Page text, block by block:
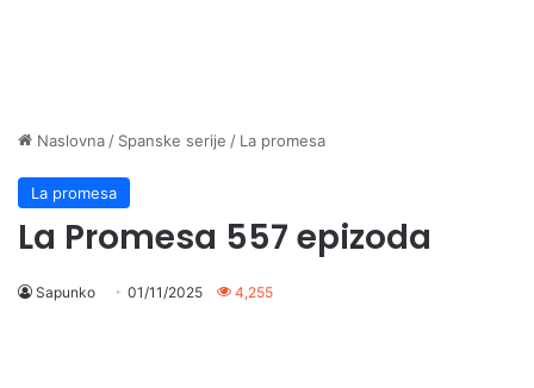
Naslovna / Spanske serije / La promesa
La promesa
La Promesa 557 epizoda
Sapunko 01/11/2025 4,255